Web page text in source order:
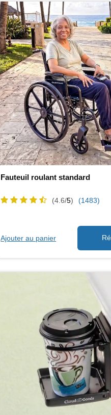
Fauteuil roulant standard
(4.6/5) (1483)
Ajouter au panier